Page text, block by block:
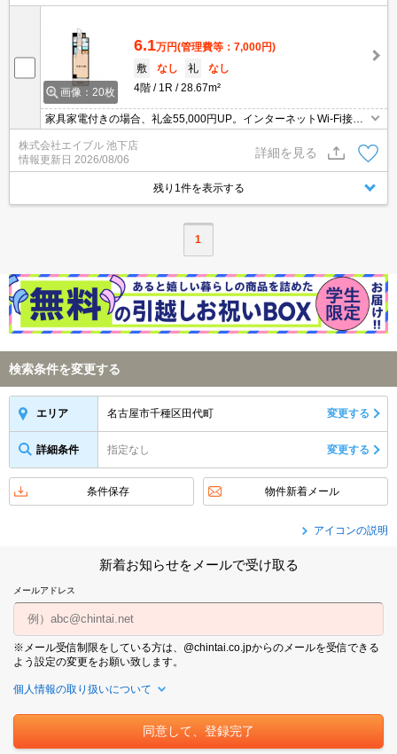
画像：20枚
6.1万円(管理費等：7,000円)
敷
なし 礼
なし
4階
1R 28.67m²
家具家電付きの場合、礼金55,000円UP。インターネットWi-Fi接続
無料。オートロック。宅配ボックスあり。TVインターホン付き。
株式会社エイブル 池下店
情報更新日 2026/08/06
詳細を見る
残り1件を表示する
1
検索条件を変更する
エリア 名古屋市千種区田代町 変更する
詳細条件 指定なし 変更する
条件保存 物件新着メール
アイコンの説明
新着お知らせをメールで受け取る
メールアドレス
※メール受信制限をしている方は、@chintai.co.jpからのメールを受信できる
よう設定の変更をお願い致します。
個人情報の取り扱いについて